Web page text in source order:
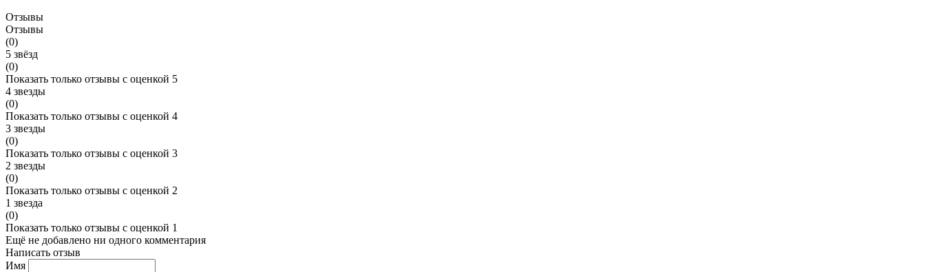
Отзывы
Отзывы
(0)
5 звёзд
(0)
Показать только отзывы с оценкой 5
4 звезды
(0)
Показать только отзывы с оценкой 4
3 звезды
(0)
Показать только отзывы с оценкой 3
2 звезды
(0)
Показать только отзывы с оценкой 2
1 звезда
(0)
Показать только отзывы с оценкой 1
Ещё не добавлено ни одного комментария
Написать отзыв
Имя